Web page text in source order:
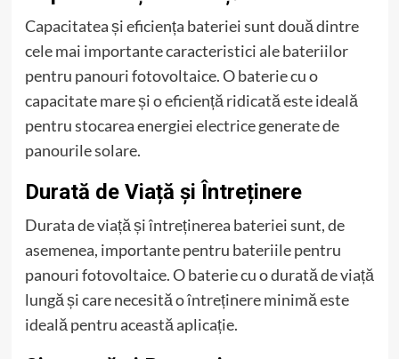
Capacitatea și eficiența bateriei sunt două dintre
cele mai importante caracteristici ale bateriilor
pentru panouri fotovoltaice. O baterie cu o
capacitate mare și o eficiență ridicată este ideală
pentru stocarea energiei electrice generate de
panourile solare.
Durată de Viață și Întreținere
Durata de viață și întreținerea bateriei sunt, de
asemenea, importante pentru bateriile pentru
panouri fotovoltaice. O baterie cu o durată de viață
lungă și care necesită o întreținere minimă este
ideală pentru această aplicație.